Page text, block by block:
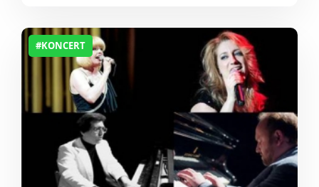
#KONCERT